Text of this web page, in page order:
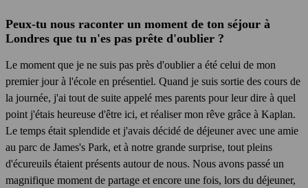
Peux-tu nous raconter un moment de ton séjour à
Londres que tu n'es pas prête d'oublier ?
Le moment que je ne suis pas près d'oublier a été celui de mon
premier jour à l'école en présentiel. Quand je suis sortie des cours de
la journée, j'ai tout de suite appelé mes parents pour leur dire à quel
point j'étais heureuse d'être ici, et réaliser mon rêve grâce à Kaplan.
Le temps était splendide et j'avais décidé de déjeuner avec une amie
au parc de James's Park, et à notre grande surprise, tout pleins
d'écureuils étaient présents autour de nous. Nous avons passé un
magnifique moment de partage et encore une fois, lors du déjeuner,